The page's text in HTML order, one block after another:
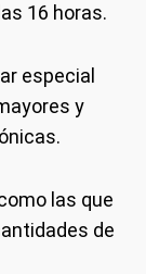
16 horas.
especial
y
las que
de